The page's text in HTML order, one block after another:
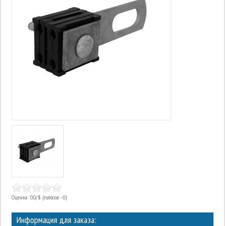
Оценка: 0.0/5 (голосов - 0)
Информация для заказа: